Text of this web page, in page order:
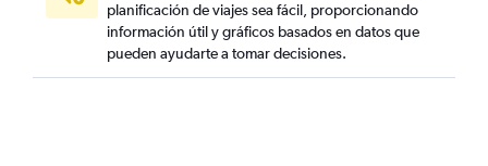
planificación de viajes sea fácil, proporcionando
información útil y gráficos basados en datos que
pueden ayudarte a tomar decisiones.